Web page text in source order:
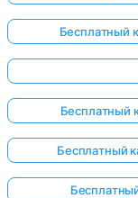
Бесплатный
Бесплатный
Бесплатный